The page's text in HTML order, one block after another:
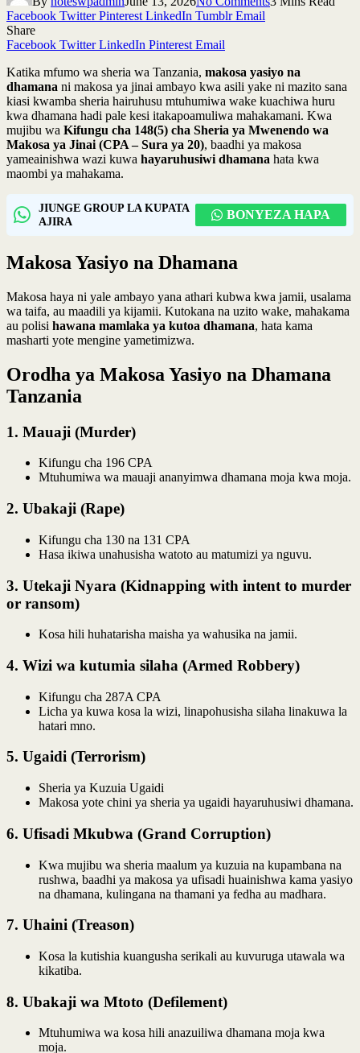
Facebook Twitter Pinterest LinkedIn Tumblr Email
Share
Facebook Twitter LinkedIn Pinterest Email
Katika mfumo wa sheria wa Tanzania, makosa yasiyo na
dhamana ni makosa ya jinai ambayo kwa asili yake ni mazito sana
kiasi kwamba sheria hairuhusu mtuhumiwa wake kuachiwa huru
kwa dhamana hadi pale kesi itakapoamuliwa mahakamani. Kwa
mujibu wa Kifungu cha 148(5) cha Sheria ya Mwenendo wa
Makosa ya Jinai (CPA – Sura ya 20), baadhi ya makosa
yameainishwa wazi kuwa hayaruhusiwi dhamana hata kwa
maombi ya mahakama.
JIUNGE GROUP LA KUPATA
AJIRA
BONYEZA HAPA
Makosa Yasiyo na Dhamana
Makosa haya ni yale ambayo yana athari kubwa kwa jamii, usalama
wa taifa, au maadili ya kijamii. Kutokana na uzito wake, mahakama
au polisi hawana mamlaka ya kutoa dhamana, hata kama
masharti yote mengine yametimizwa.
Orodha ya Makosa Yasiyo na Dhamana
Tanzania
1. Mauaji (Murder)
Kifungu cha 196 CPA
Mtuhumiwa wa mauaji ananyimwa dhamana moja kwa moja.
2. Ubakaji (Rape)
Kifungu cha 130 na 131 CPA
Hasa ikiwa unahusisha watoto au matumizi ya nguvu.
3. Utekaji Nyara (Kidnapping with intent to murder
or ransom)
Kosa hili huhatarisha maisha ya wahusika na jamii.
4. Wizi wa kutumia silaha (Armed Robbery)
Kifungu cha 287A CPA
Licha ya kuwa kosa la wizi, linapohusisha silaha linakuwa la
hatari mno.
5. Ugaidi (Terrorism)
Sheria ya Kuzuia Ugaidi
Makosa yote chini ya sheria ya ugaidi hayaruhusiwi dhamana.
6. Ufisadi Mkubwa (Grand Corruption)
Kwa mujibu wa sheria maalum ya kuzuia na kupambana na
rushwa, baadhi ya makosa ya ufisadi huainishwa kama yasiyo
na dhamana, kulingana na thamani ya fedha au madhara.
7. Uhaini (Treason)
Kosa la kutishia kuangusha serikali au kuvuruga utawala wa
kikatiba.
8. Ubakaji wa Mtoto (Defilement)
Mtuhumiwa wa kosa hili anazuiliwa dhamana moja kwa
moja.